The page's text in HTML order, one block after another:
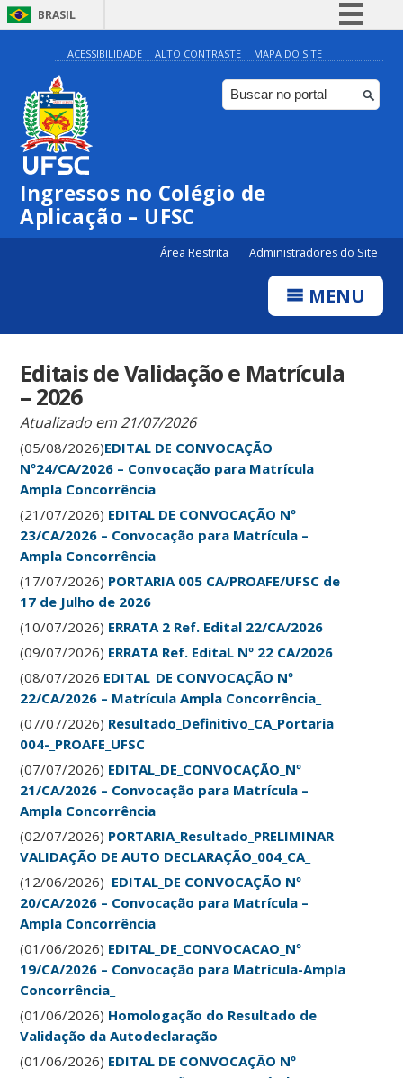
BRASIL
Simplifique!
Comunica BR
Participe
ACESSIBILIDADE ALTO CONTRASTE MAPA DO SITE
Ingressos no Colégio de
Aplicação – UFSC
Área Restrita Administradores do Site
MENU
Editais de Validação e Matrícula
– 2026
Atualizado em 21/07/2026
(05/08/2026)EDITAL DE CONVOCAÇÃO
Nº24/CA/2026 – Convocação para Matrícula
Ampla Concorrência
(21/07/2026) EDITAL DE CONVOCAÇÃO Nº
23/CA/2026 – Convocação para Matrícula –
Ampla Concorrência
(17/07/2026) PORTARIA 005 CA/PROAFE/UFSC de
17 de Julho de 2026
(10/07/2026) ERRATA 2 Ref. Edital 22/CA/2026
(09/07/2026) ERRATA Ref. EditaL Nº 22 CA/2026
(08/07/2026 EDITAL_DE CONVOCAÇÃO Nº
22/CA/2026 – Matrícula Ampla Concorrência_
(07/07/2026) Resultado_Definitivo_CA_Portaria
004-_PROAFE_UFSC
(07/07/2026) EDITAL_DE_CONVOCAÇÃO_Nº
21/CA/2026 – Convocação para Matrícula –
Ampla Concorrência
(02/07/2026) PORTARIA_Resultado_PRELIMINAR
VALIDAÇÃO DE AUTO DECLARAÇÃO_004_CA_
(12/06/2026) EDITAL_DE CONVOCAÇÃO Nº
20/CA/2026 – Convocação para Matrícula –
Ampla Concorrência
(01/06/2026) EDITAL_DE_CONVOCACAO_Nº
19/CA/2026 – Convocação para Matrícula-Ampla
Concorrência_
(01/06/2026) Homologação do Resultado de
Validação da Autodeclaração
(01/06/2026) EDITAL DE CONVOCAÇÃO Nº